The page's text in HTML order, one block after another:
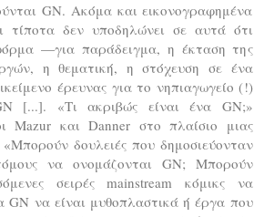
GN. Ακόμα και εικονογραφημένα
τίποτα δεν υποδηλώνει σε αυτά ότι
—για παράδειγμα, η έκταση της
η θεματική, η στόχευση σε ένα
έρευνας για το νηπιαγωγείο (!)
[...]. «Τι ακριβώς είναι ένα GN;»
Mazur και Danner στο πλαίσιο μιας
δουλειές που δημοσιεύονταν
να ονομάζονται GN; Μπορούν
σειρές mainstream κόμικς να
GN να είναι μυθοπλαστικά ή έργα που